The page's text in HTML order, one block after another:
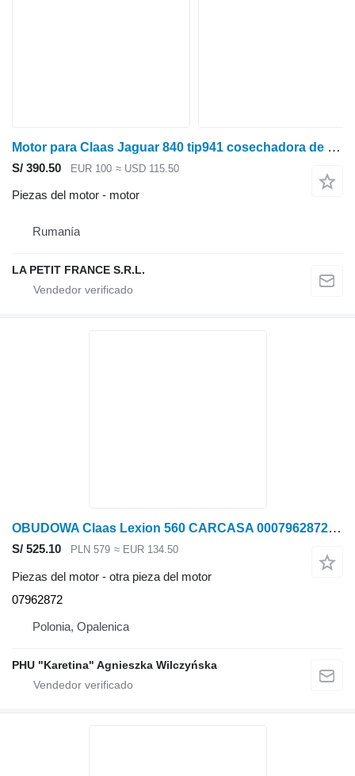
Motor para Claas Jaguar 840 tip941 cosechadora de forraje
S/ 390.50 EUR 100 ≈ USD 115.50
Piezas del motor - motor
Rumanía
LA PETIT FRANCE S.R.L.
OBUDOWA Claas Lexion 560 CARCASA 0007962872 (Motor; sistema de filtración de aire) para Claas Lexion 560 cosechadora de cereales
S/ 525.10 PLN 579 ≈ EUR 134.50
Piezas del motor - otra pieza del motor
07962872
Polonia, Opalenica
PHU "Karetina" Agnieszka Wilczyńska